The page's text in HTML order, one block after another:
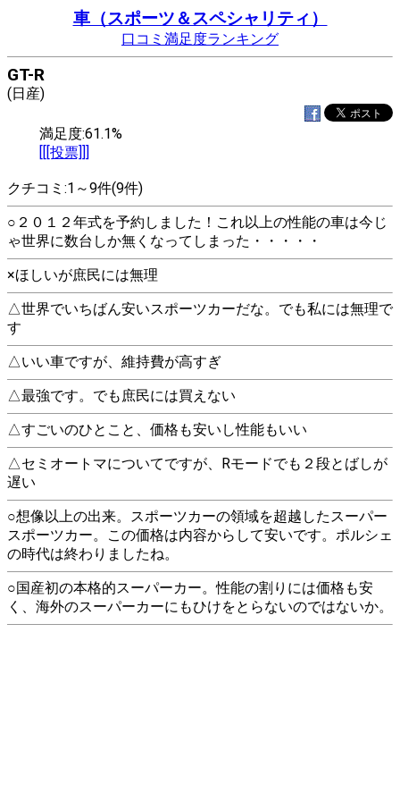
車（スポーツ＆スペシャリティ）
口コミ満足度ランキング
GT-R
(日産)
満足度:61.1%
[[[投票]]]
クチコミ:1～9件(9件)
○２０１２年式を予約しました！これ以上の性能の車は今じ
ゃ世界に数台しか無くなってしまった・・・・・
×ほしいが庶民には無理
△世界でいちばん安いスポーツカーだな。でも私には無理で
す
△いい車ですが、維持費が高すぎ
△最強です。でも庶民には買えない
△すごいのひとこと、価格も安いし性能もいい
△セミオートマについてですが、Rモードでも２段とばしが
遅い
○想像以上の出来。スポーツカーの領域を超越したスーパー
スポーツカー。この価格は内容からして安いです。ポルシェ
の時代は終わりましたね。
○国産初の本格的スーパーカー。性能の割りには価格も安
く、海外のスーパーカーにもひけをとらないのではないか。